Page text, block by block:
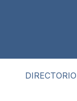
DIRECTORIO